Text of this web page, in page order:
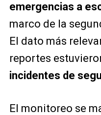
emergencias a
marco de la
El dato más
reportes
incidentes de
El monitoreo se